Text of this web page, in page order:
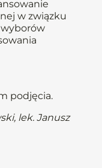
w związku
podjęcia.
lek. Janusz